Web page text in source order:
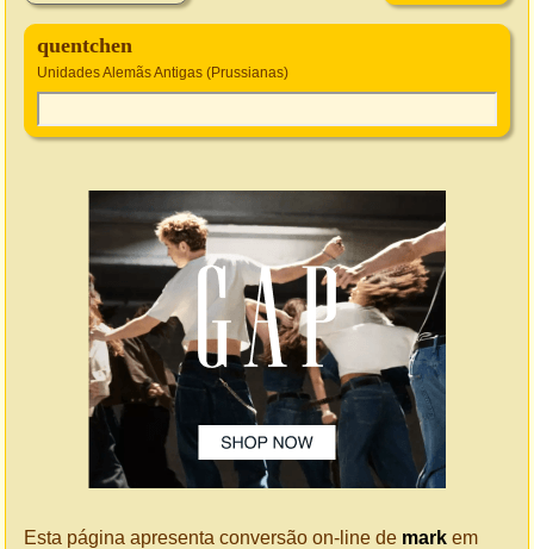
quentchen
Unidades Alemãs Antigas (Prussianas)
Esta página apresenta conversão on-line de mark em